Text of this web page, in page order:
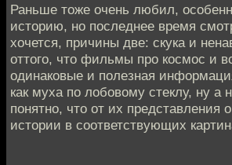
Раньше тоже очень любил,
историю, но последнее время
хочется, причины две: скука и
оттого, что фильмы про космос и
одинаковые и полезная
как муха по лобовому стеклу, ну а
понятно, что от их представления
истории в соответствующих